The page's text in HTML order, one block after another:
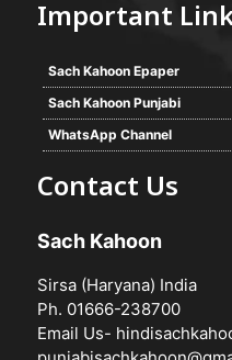
Important
Sach Kahoon Epaper
Sach Kahoon Punjabi
WhatsApp Channel
Contact Us
Sach Kahoon
Sirsa (Haryana) India
Ph. 01666-238700
Email Us-